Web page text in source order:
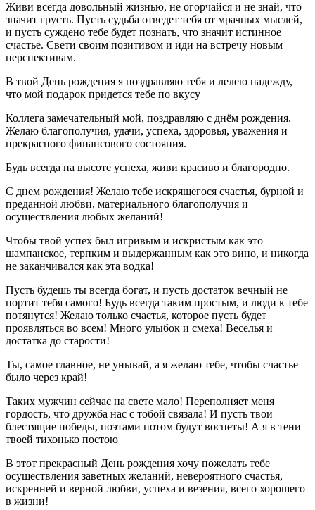
Живи всегда довольный жизнью, не огорчайся и не знай, что
значит грусть. Пусть судьба отведет тебя от мрачных мыслей,
и пусть суждено тебе будет познать, что значит истинное
счастье. Свети своим позитивом и иди на встречу новым
перспективам.
В твой День рождения я поздравляю тебя и лелею надежду,
что мой подарок придется тебе по вкусу
Коллега замечательный мой, поздравляю с днём рождения.
Желаю благополучия, удачи, успеха, здоровья, уважения и
прекрасного финансового состояния.
Будь всегда на высоте успеха, живи красиво и благородно.
С днем рождения! Желаю тебе искрящегося счастья, бурной и
преданной любви, материального благополучия и
осуществления любых желаний!
Чтобы твой успех был игривым и искристым как это
шампанское, терпким и выдержанным как это вино, и никогда
не заканчивался как эта водка!
Пусть будешь ты всегда богат, и пусть достаток вечный не
портит тебя самого! Будь всегда таким простым, и люди к тебе
потянутся! Желаю только счастья, которое пусть будет
проявляться во всем! Много улыбок и смеха! Веселья и
достатка до старости!
Ты, самое главное, не унывай, а я желаю тебе, чтобы счастье
было через край!
Таких мужчин сейчас на свете мало! Переполняет меня
гордость, что дружба нас с тобой связала! И пусть твои
блестящие победы, поэтами потом будут воспеты! А я в тени
твоей тихонько постою
В этот прекрасный День рождения хочу пожелать тебе
осуществления заветных желаний, невероятного счастья,
искренней и верной любви, успеха и везения, всего хорошего
в жизни!